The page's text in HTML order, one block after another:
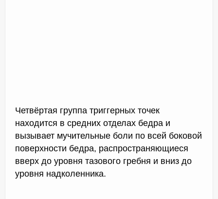
Четвёртая группа триггерных точек
находится в средних отделах бедра и
вызывает мучительные боли по всей боковой
поверхности бедра, распространяющиеся
вверх до уровня тазового гребня и вниз до
уровня надколенника.